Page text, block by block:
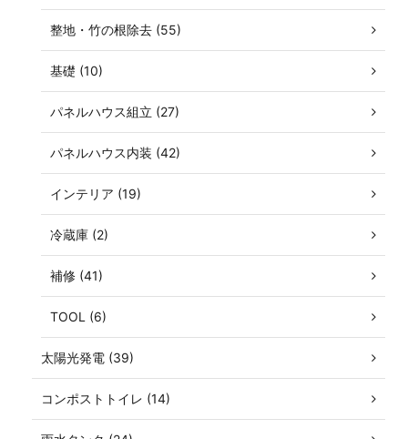
整地・竹の根除去 (55)
基礎 (10)
パネルハウス組立 (27)
パネルハウス内装 (42)
インテリア (19)
冷蔵庫 (2)
補修 (41)
TOOL (6)
太陽光発電 (39)
コンポストトイレ (14)